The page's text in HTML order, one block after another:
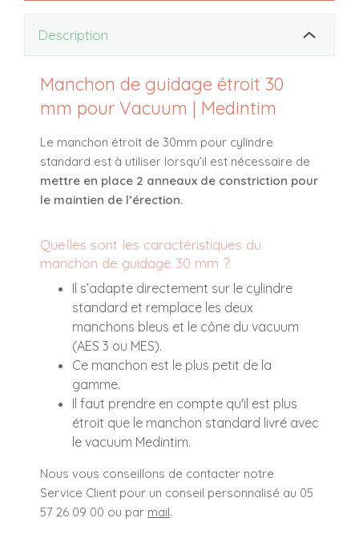
Description
Manchon de guidage étroit 30
mm pour Vacuum | Medintim
Le manchon étroit de 30mm pour cylindre
standard est à utiliser lorsqu’il est nécessaire de
mettre en place 2 anneaux de constriction pour
le maintien de l’érection.
Quelles sont les caractéristiques du
manchon de guidage 30 mm ?
Il s’adapte directement sur le cylindre
standard et remplace les deux
manchons bleus et le cône du vacuum
(AES 3 ou MES).
Ce manchon est le plus petit de la
gamme.
Il faut prendre en compte qu'il est plus
étroit que le manchon standard livré avec
le vacuum Medintim.
Nous vous conseillons de contacter notre
Service Client pour un conseil personnalisé au 05
57 26 09 00 ou par mail.